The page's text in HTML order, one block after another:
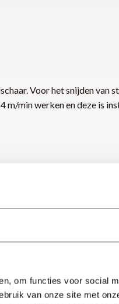
om functies voor social
van onze site met
Voor het snijden van
m/min werken en deze is